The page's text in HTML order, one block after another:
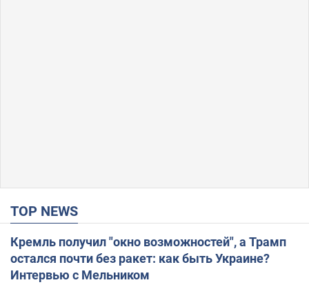
TOP NEWS
Кремль получил "окно возможностей", а Трамп
остался почти без ракет: как быть Украине?
Интервью с Мельником